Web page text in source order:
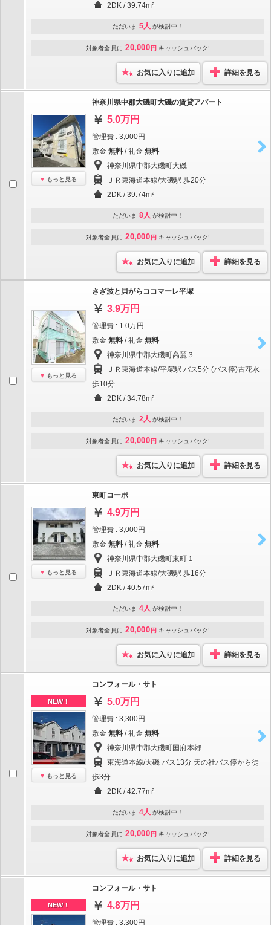
2DK / 39.74m²
ただいま 5人 が検討中！
対象者全員に 20,000 円 キャッシュバック!
お気に入りに追加 詳細を見る
もっと見る
神奈川県中郡大磯町大磯の賃貸アパート
5.0万円
管理費 : 3,000円
敷金 無料 / 礼金 無料
神奈川県中郡大磯町大磯
ＪＲ東海道本線/大磯駅 歩20分
2DK / 39.74m²
ただいま 8人 が検討中！
対象者全員に 20,000 円 キャッシュバック!
お気に入りに追加 詳細を見る
もっと見る
さざ波と貝がらココマーレ平塚
3.9万円
管理費 : 1.0万円
敷金 無料 / 礼金 無料
神奈川県中郡大磯町高麗３
ＪＲ東海道本線/平塚駅 バス5分 (バス停)古花水
歩10分
2DK / 34.78m²
ただいま 2人 が検討中！
対象者全員に 20,000 円 キャッシュバック!
お気に入りに追加 詳細を見る
もっと見る
東町コーポ
4.9万円
管理費 : 3,000円
敷金 無料 / 礼金 無料
神奈川県中郡大磯町東町１
ＪＲ東海道本線/大磯駅 歩16分
2DK / 40.57m²
ただいま 4人 が検討中！
対象者全員に 20,000 円 キャッシュバック!
お気に入りに追加 詳細を見る
NEW！
もっと見る
コンフォール・サト
5.0万円
管理費 : 3,300円
敷金 無料 / 礼金 無料
神奈川県中郡大磯町国府本郷
東海道本線/大磯 バス13分 天の社バス停から徒
歩3分
2DK / 42.77m²
ただいま 4人 が検討中！
対象者全員に 20,000 円 キャッシュバック!
お気に入りに追加 詳細を見る
NEW！
コンフォール・サト
4.8万円
管理費 : 3,300円